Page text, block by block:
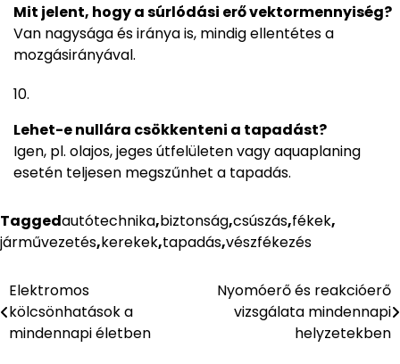
Mit jelent, hogy a súrlódási erő vektormennyiség?
Van nagysága és iránya is, mindig ellentétes a
mozgásirányával.
Lehet-e nullára csökkenteni a tapadást?
Igen, pl. olajos, jeges útfelületen vagy aquaplaning
esetén teljesen megszűnhet a tapadás.
Taggedautótechnika,biztonság,csúszás,fékek,
járművezetés,kerekek,tapadás,vészfékezés
Bejegyzés
navigáció
Elektromos
kölcsönhatások a
mindennapi életben
Nyomóerő és reakcióerő
vizsgálata mindennapi
helyzetekben